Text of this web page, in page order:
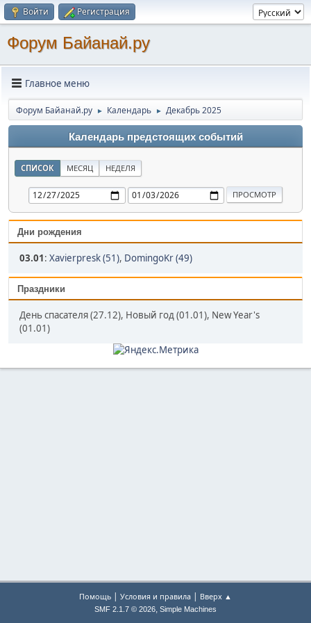
Войти Регистрация
Форум Байанай.ру
Главное меню
Форум Байанай.ру ► Календарь ► Декабрь 2025
Календарь предстоящих событий
СПИСОК МЕСЯЦ НЕДЕЛЯ
Дни рождения
03.01: Xavierpresk (51), DomingoKr (49)
Праздники
День спасателя (27.12), Новый год (01.01), New Year's
(01.01)
Помощь | Условия и правила | Вверх ▲
SMF 2.1.7 © 2026, Simple Machines